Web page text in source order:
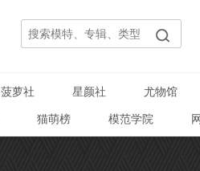
菠萝社 星颜社 尤物馆
猫萌榜 模范学院